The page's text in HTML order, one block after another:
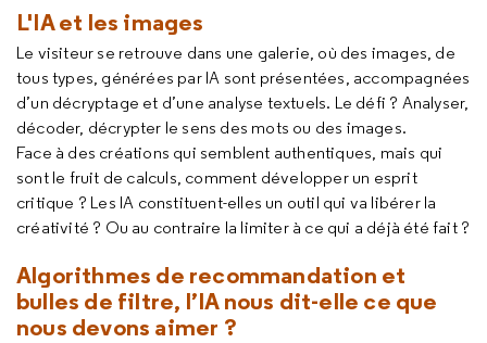
L'IA et les images
Le visiteur se retrouve dans une galerie, où des images, de
tous types, générées par IA sont présentées, accompagnées
d’un décryptage et d’une analyse textuels. Le défi ? Analyser,
décoder, décrypter le sens des mots ou des images.
Face à des créations qui semblent authentiques, mais qui
sont le fruit de calculs, comment développer un esprit
critique ? Les IA constituent-elles un outil qui va libérer la
créativité ? Ou au contraire la limiter à ce qui a déjà été fait ?
Algorithmes de recommandation et
bulles de filtre, l’IA nous dit-elle ce que
nous devons aimer ?